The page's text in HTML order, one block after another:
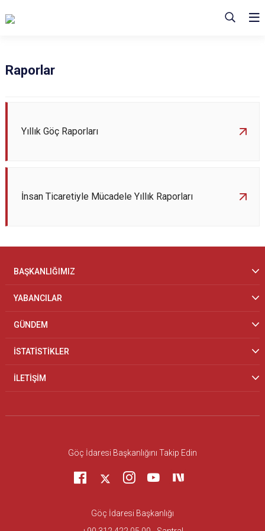
Raporlar
Yıllık Göç Raporları
İnsan Ticaretiyle Mücadele Yıllık Raporları
BAŞKANLIĞIMIZ
YABANCILAR
GÜNDEM
İSTATİSTİKLER
İLETİŞİM
Göç İdaresi Başkanlığını Takip Edin
Göç İdaresi Başkanlığı